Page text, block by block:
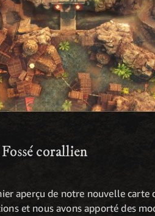
corallien
aperçu de notre nouvelle carte
et nous avons apporté des